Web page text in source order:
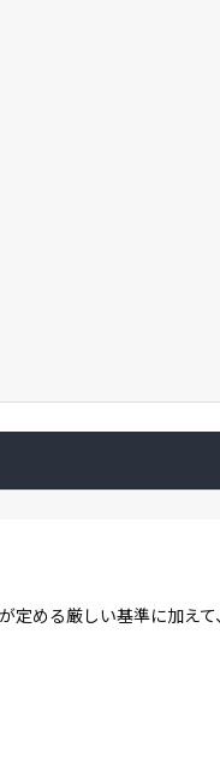
定める厳しい基準に加え